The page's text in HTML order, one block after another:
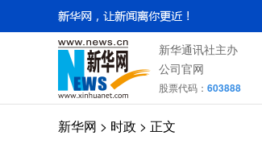
新华通讯社主办
公司官网
股票代码： 603888
新华网 > 时政 > 正文